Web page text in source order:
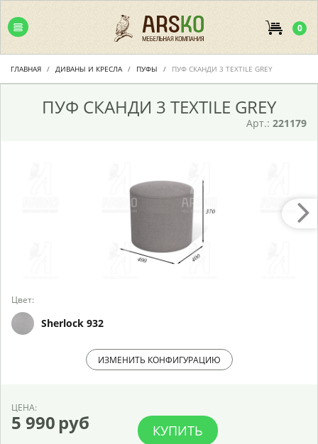
0
ГЛАВНАЯ ДИВАНЫ И КРЕСЛА ПУФЫ ПУФ СКАНДИ 3 TEXTILE GREY
ПУФ СКАНДИ 3 TEXTILE GREY
Арт.: 221179
Цвет:
Sherlock 932
ИЗМЕНИТЬ КОНФИГУРАЦИЮ
ЦЕНА:
5 990 руб КУПИТЬ